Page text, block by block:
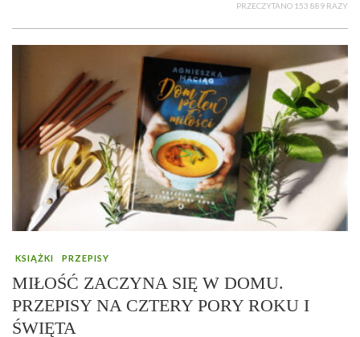
PRZECZYTANO 153 889 RAZY
KSIĄŻKI PRZEPISY
MIŁOŚĆ ZACZYNA SIĘ W DOMU.
PRZEPISY NA CZTERY PORY ROKU I
ŚWIĘTA